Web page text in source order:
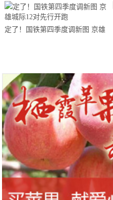
敬、点赞、加油……
定了！国铁第四季度调新图 京雄